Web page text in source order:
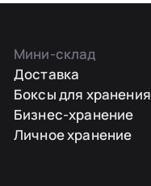
Мини-склад
Доставка
Боксы для хранения
Бизнес-хранение
Личное хранение